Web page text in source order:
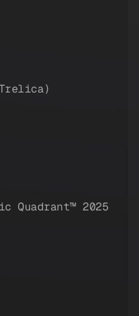
Quadrant™ 2025